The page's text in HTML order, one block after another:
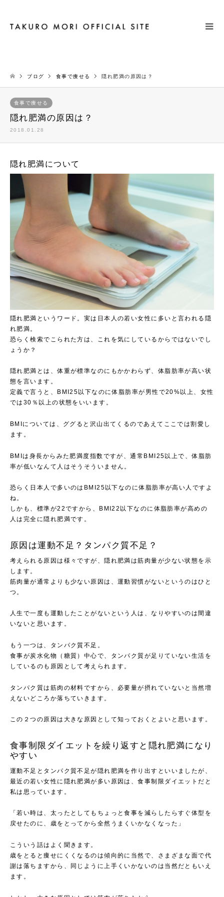
ブログ 食事で痩せる 隠れ肥満の原因は？
食事で痩せる
隠れ肥満の原因は？
2018.01.28
隠れ肥満について
隠れ肥満というワード。実は日本人の若い女性に多いと言われる隠
れ肥満。
恐らく検索でこられた方は、これを気にしているからではないでし
ょうか？
隠れ肥満とは、体重が標準なのにもかかわらず、体脂肪率が高い状
態を言います。
定義で言うと、BMI25以下なのに体脂肪率が男性で20%以上、女性
では30％以上の状態をいいます。
BMIについては、ググると沢山出てくるのであえてここでは割愛し
ます。
BMIは身長からみた肥満度指数ですが、通常BMI25以上で、体脂肪
率が低いなんて人はそうそういません。
恐らく日本人で多いのはBMI25以下なのに体脂肪率が高い人ですよ
ね。
しかも、標準が22ですから、BMI22以下なのに体脂肪率が高めの
人は完全に隠れ肥満です。
原因は運動不足？タンパク質不足？
考えられる原因は様々ですが、隠れ肥満は筋肉量が少ない状態を示
します。
筋肉量が通常よりも少ない原因は、運動習慣がないというのはひと
つ。
人生で一度も運動したことがないという人は、なりやすいのは間違
いないと思います。
もう一つは、タンパク質不足。
食事が炭水化物（糖質）中心で、タンパク質が足りていない生活を
しているのも原因として考えられます。
タンパク質は筋肉の材料ですから、必要量が摂れていないと当然増
えないどころか落ちていきます。
この２つの原因は大きな原因として知っておくとよいと思います。
食事制限ダイエットを繰り返すと隠れ肥満になり
やすい
運動不足とタンパク質不足が隠れ肥満を作り出すといいましたが、
最近の若い女性に隠れ肥満が多い原因は、食事制限ダイエットだと
私は思っています。
「若い時は、太ったとしてもちょっと食事を減らしたらすぐ体型を
戻せたのに、歳をとってから全然うまくいかなくなった」
こういう話はよく聞きます。
歳をとると痩せにくくなるのは傾向的に当然で、さまざまな面で代
謝は落ちますから、同じように上手くいかないのは当然だともいえ
ます。